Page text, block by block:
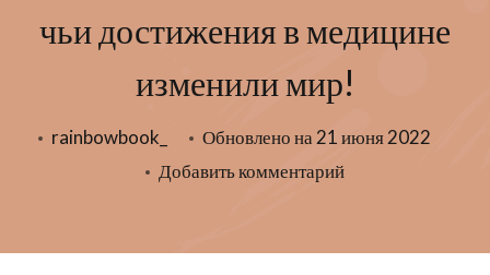
чьи достижения в медицине
изменили мир!
rainbowbook_ Обновлено на 21 июня 2022
Добавить комментарийк